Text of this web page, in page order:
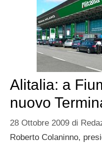
Alitalia: a
nuovo
28 Ottobre 2009 di
Roberto Colaninno,